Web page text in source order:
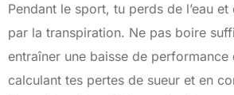
Pendant le sport, tu perds de l’eau
par la transpiration. Ne pas boire
entraîner une baisse de
calculant tes pertes de sueur et en